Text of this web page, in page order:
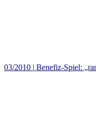
03/2010 | Benefiz-Spiel: